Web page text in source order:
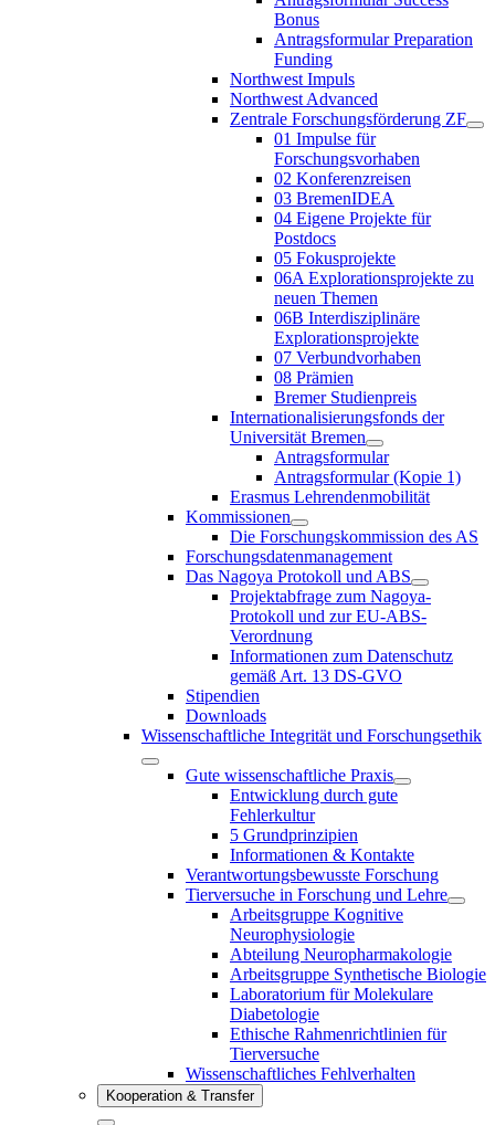
Bonus
Antragsformular Preparation
Funding
Northwest Impuls
Northwest Advanced
Zentrale Forschungsförderung ZF
01 Impulse für
Forschungsvorhaben
02 Konferenzreisen
03 BremenIDEA
04 Eigene Projekte für
Postdocs
05 Fokusprojekte
06A Explorationsprojekte zu
neuen Themen
06B Interdisziplinäre
Explorationsprojekte
07 Verbundvorhaben
08 Prämien
Bremer Studienpreis
Internationalisierungsfonds der
Universität Bremen
Antragsformular
Antragsformular (Kopie 1)
Erasmus Lehrendenmobilität
Kommissionen
Die Forschungskommission des AS
Forschungsdatenmanagement
Das Nagoya Protokoll und ABS
Projektabfrage zum Nagoya-
Protokoll und zur EU-ABS-
Verordnung
Informationen zum Datenschutz
gemäß Art. 13 DS-GVO
Stipendien
Downloads
Wissenschaftliche Integrität und Forschungsethik
Gute wissenschaftliche Praxis
Entwicklung durch gute
Fehlerkultur
5 Grundprinzipien
Informationen & Kontakte
Verantwortungsbewusste Forschung
Tierversuche in Forschung und Lehre
Arbeitsgruppe Kognitive
Neurophysiologie
Abteilung Neuropharmakologie
Arbeitsgruppe Synthetische Biologie
Laboratorium für Molekulare
Diabetologie
Ethische Rahmenrichtlinien für
Tierversuche
Wissenschaftliches Fehlverhalten
Kooperation & Transfer